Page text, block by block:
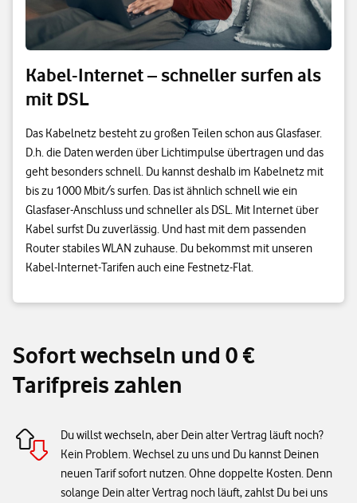
Kabel-Internet – schneller surfen als
mit DSL
Das Kabelnetz besteht zu großen Teilen schon aus Glasfaser.
D.h. die Daten werden über Lichtimpulse übertragen und das
geht besonders schnell. Du kannst deshalb im Kabelnetz mit
bis zu 1000 Mbit/s surfen. Das ist ähnlich schnell wie ein
Glasfaser-Anschluss und schneller als DSL. Mit Internet über
Kabel surfst Du zuverlässig. Und hast mit dem passenden
Router stabiles WLAN zuhause. Du bekommst mit unseren
Kabel-Internet-Tarifen auch eine Festnetz-Flat.
Sofort wechseln und 0 €
Tarifpreis zahlen
Du willst wechseln, aber Dein alter Vertrag läuft noch?
Kein Problem. Wechsel zu uns und Du kannst Deinen
neuen Tarif sofort nutzen. Ohne doppelte Kosten. Denn
solange Dein alter Vertrag noch läuft, zahlst Du bei uns